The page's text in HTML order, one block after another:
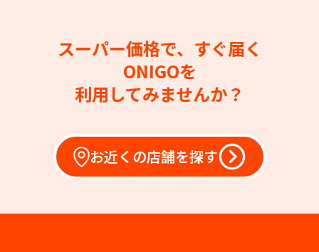
スーパー価格で、すぐ届く
ONIGOを
利用してみませんか？
お近くの店舗を探す